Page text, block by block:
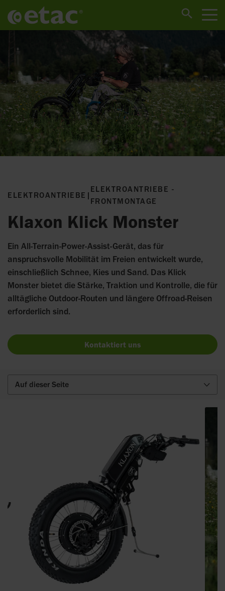
ELEKTROANTRIEBE |
ELEKTROANTRIEBE -
FRONTMONTAGE
Klaxon Klick Monster
Ein All-Terrain-Power-Assist-Gerät, das für
anspruchsvolle Mobilität im Freien entwickelt wurde,
einschließlich Schnee, Kies und Sand. Das Klick
Monster bietet die Stärke, Traktion und Kontrolle, die für
alltägliche Outdoor-Routen und längere Offroad-Reisen
erforderlich sind.
Kontaktiert uns
Auf dieser Seite